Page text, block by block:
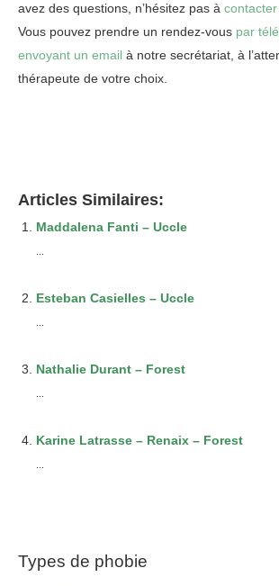
avez des questions, n’hésitez pas à contacter
Vous pouvez prendre un rendez-vous par
envoyant un email à notre secrétariat, à
thérapeute de votre choix.
Articles Similaires:
Maddalena Fanti – Uccle
...
Esteban Casielles – Uccle
...
Nathalie Durant – Forest
...
Karine Latrasse – Renaix – Forest
...
Types de phobie